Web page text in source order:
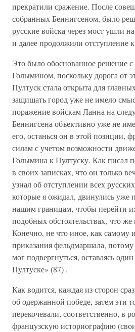
прекратили сражение. После
собранных Беннигсеном, было
русские войска через мост ушли
и далее продолжили отступление
Это было обоснованное решение
Голымином, поскольку дорога от
Пултуск стала открыта для
защищать город уже не имело
поражение войскам Ланна на
Беннигсена объективно уже не
его, останься он в этой позиции,
силам с учетом возможности
Голымина к Пултуску. Как писал
в своих записках, что он только
узнал об отступлении всех
которые я ожидал, двинулись уже
нашим границам, чтобы перейти
подобных обстоятельствах, что же
Конечно, не что иное, как самому
приказания фельдмаршала,
мог подвергнуться, оставаясь
Пултуске» (87) .
Как водится, каждая из сторон
об одержанной победе, затем эти
перекочевали, соответственно, в
французскую историографию